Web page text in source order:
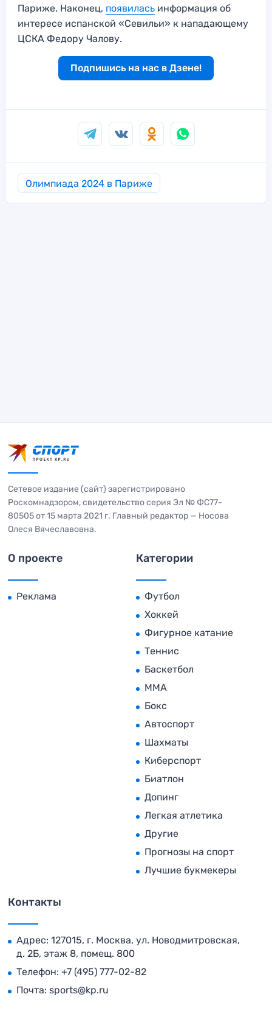
Париже. Наконец, появилась информация об
интересе испанской «Севильи» к нападающему
ЦСКА Федору Чалову.
Подпишись на нас в Дзене!
Олимпиада 2024 в Париже
Сетевое издание (сайт) зарегистрировано
Роскомнадзором, свидетельство серия Эл № ФС77-
80505 от 15 марта 2021 г. Главный редактор — Носова
Олеся Вячеславовна.
О проекте
Реклама
Категории
Футбол
Хоккей
Фигурное катание
Теннис
Баскетбол
MMA
Бокс
Автоспорт
Шахматы
Киберспорт
Биатлон
Допинг
Легкая атлетика
Другие
Прогнозы на спорт
Лучшие букмекеры
Контакты
Адрес: 127015, г. Москва, ул. Новодмитровская,
д. 2Б, этаж 8, помещ. 800
Телефон: +7 (495) 777-02-82
Почта: sports@kp.ru